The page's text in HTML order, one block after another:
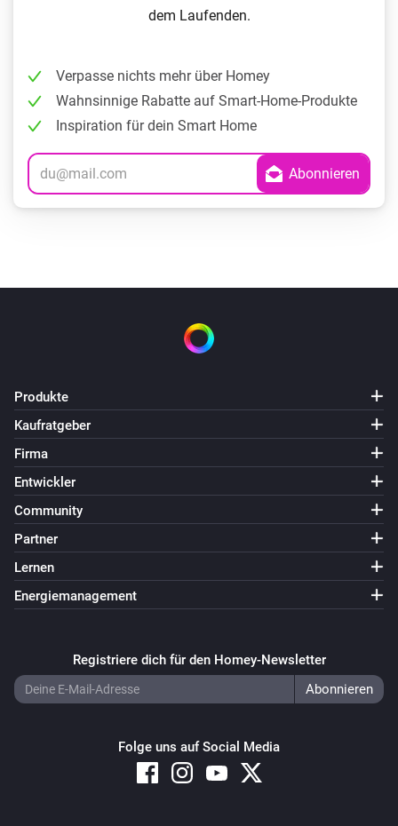
dem Laufenden.
Verpasse nichts mehr über Homey
Wahnsinnige Rabatte auf Smart-Home-Produkte
Inspiration für dein Smart Home
Produkte
Kaufratgeber
Firma
Entwickler
Community
Partner
Lernen
Energiemanagement
Registriere dich für den Homey-Newsletter
Folge uns auf Social Media